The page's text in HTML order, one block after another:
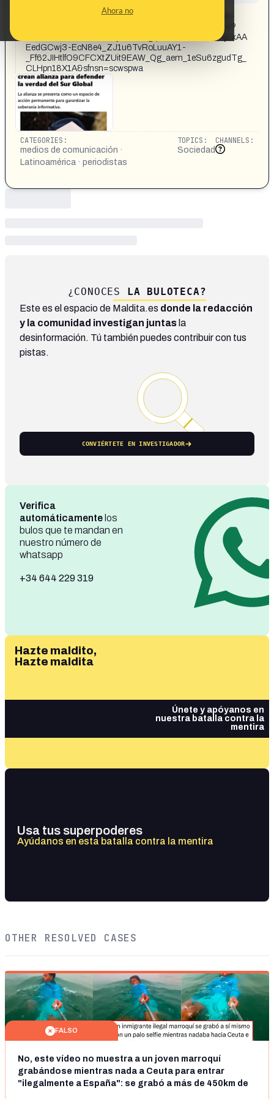
Ahora no
https://www.telesurtv.net/comunicadores-de-50-paises-
crean-alianza-para-defender-la-verdad-del-sur-global/?
fbclid=IwQ0xDSwL4LEFjbGNrAvgqi2V4dG4DYWVtAjExAA
EedGCwj3-EcN8e4_ZJ1u6TvRoLuuAY1-
_Ff62JIHtlfO9CFCXtZUit9EAW_Qg_aem_1eSu6zgudTg_
CLHpn18X1A&sfnsn=scwspwa
CATEGORIES:
medios de comunicación ·
Latinoamérica · periodistas
TOPICS:
Sociedad
CHANNELS:
¿CONOCES LA BULOTECA?
Este es el espacio de Maldita.es donde la redacción
y la comunidad investigan juntas la
desinformación. Tú también puedes contribuir con tus
pistas.
CONVIÉRTETE EN INVESTIGADOR
Verifica
automáticamente los
bulos que te mandan en
nuestro número de
whatsapp
+34 644 229 319
Hazte maldito,
Hazte maldita
Únete y apóyanos en
nuestra batalla contra la
mentira
Usa tus superpoderes
Ayúdanos en esta batalla contra la mentira
OTHER RESOLVED CASES
FALSO
No, este vídeo no muestra a un joven marroquí
grabándose mientras nada a Ceuta para entrar
"ilegalmente a España": se grabó a más de 450km de